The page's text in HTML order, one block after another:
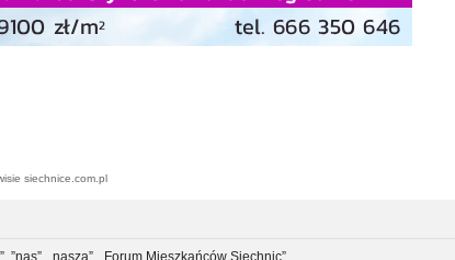
siechnice.com.pl
„nasza”, „Forum Mieszkańców Siechnic”,